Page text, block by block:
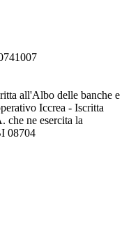
all'Albo delle banche e
Iccrea - Iscritta
ne esercita la
08704